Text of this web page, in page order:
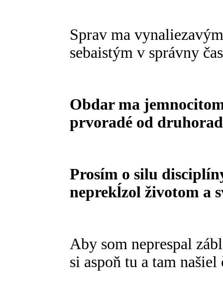
Sprav ma
sebaistým v správny
Obdar ma
prvoradé od
Prosím o silu
neprekĺzol životom a
Aby som neprespal
si aspoň tu a tam